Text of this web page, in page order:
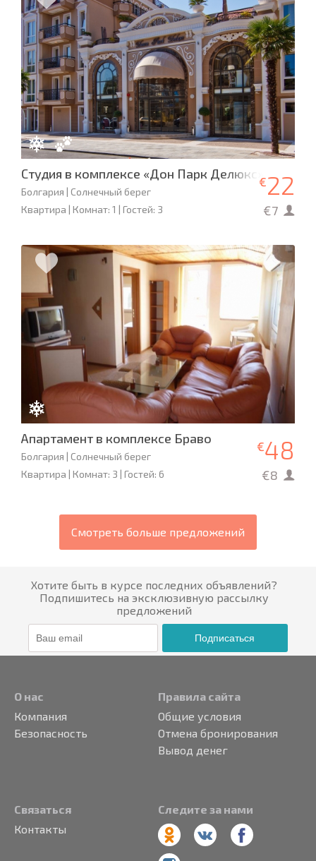
Студия в комплексе «Дон Парк Делюкс»
Болгария | Солнечный берег
Квартира | Комнат: 1 | Гостей: 3
€22
€7
Апартамент в комплексе Браво
Болгария | Солнечный берег
Квартира | Комнат: 3 | Гостей: 6
€48
€8
Смотреть больше предложений
Хотите быть в курсе последних объявлений?
Подпишитесь на эксклюзивную рассылку
предложений
Подписаться
О нас
Компания
Безопасность
Правила сайта
Общие условия
Отмена бронирования
Вывод денег
Связаться
Контакты
Следите за нами